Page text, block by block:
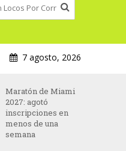
7 agosto, 2026
Maratón de Miami
2027: agotó
inscripciones en
menos de una
semana